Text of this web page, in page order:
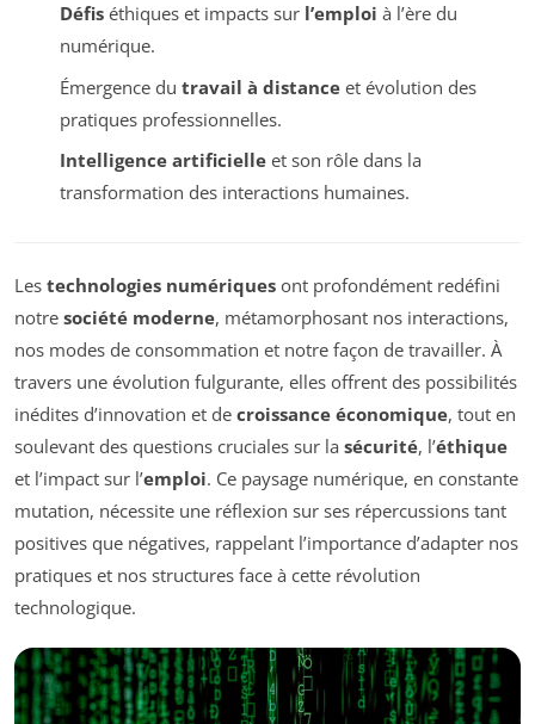
Défiséthiques et impacts sur l’emploi à l’ère du
numérique.
Émergence du travail à distanceet évolution des
pratiques professionnelles.
Intelligence artificielleet son rôle dans la
transformation des interactions humaines.
Les technologies numériques ont profondément redéfini
notre société moderne, métamorphosant nos interactions,
nos modes de consommation et notre façon de travailler. À
travers une évolution fulgurante, elles offrent des possibilités
inédites d’innovation et de croissance économique, tout en
soulevant des questions cruciales sur la sécurité, l’éthique
et l’impact sur l’emploi. Ce paysage numérique, en constante
mutation, nécessite une réflexion sur ses répercussions tant
positives que négatives, rappelant l’importance d’adapter nos
pratiques et nos structures face à cette révolution
technologique.